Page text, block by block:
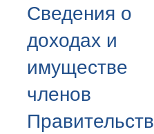
Сведения о
доходах и
имуществе
членов